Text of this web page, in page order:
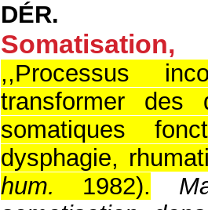
DÉR.
Somatisation,
,,Processus
transformer des
somatiques
dysphagie,
hum.
1982).